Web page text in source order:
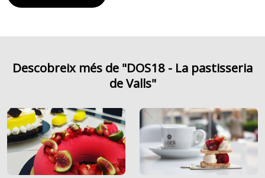
Descobreix més de "DOS18 - La pastisseria
de Valls"